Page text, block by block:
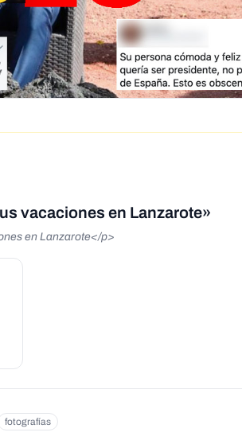
vacaciones en Lanzarote»
en Lanzarote</p>
fotografías